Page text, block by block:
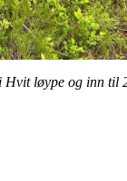
Hvit løype og inn til